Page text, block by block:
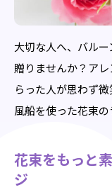
大切な人へ、バル
贈りませんか？ア
らった人が思わず
風船を使った花束の
花束をもっと
ジ